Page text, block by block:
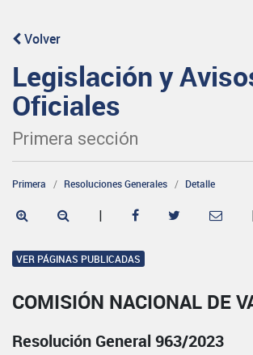
Volver
Legislación y
Oficiales
Primera sección
Primera Resoluciones Generales Detalle
|
VER PÁGINAS PUBLICADAS
COMISIÓN NACIONAL DE
Resolución General 963/2023